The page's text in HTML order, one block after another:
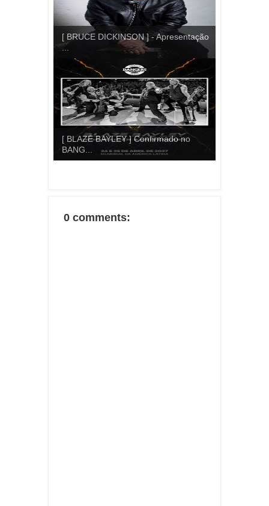
[ BRUCE DICKINSON ] - Apresentação
...
[ BLAZE BAYLEY ] Confirmado no
BANG...
0 comments: